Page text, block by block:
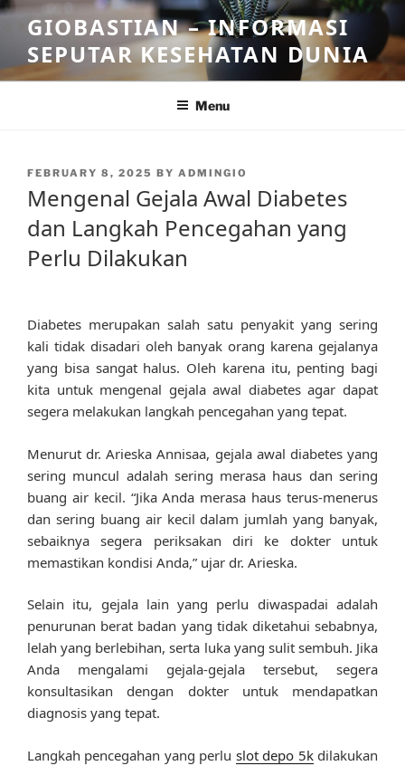
Skip
content
GIOBASTIAN – INFORMASI
SEPUTAR KESEHATAN DUNIA
Menu
POSTED
FEBRUARY 8, 2025 BY ADMINGIO
Mengenal Gejala Awal Diabetes
dan Langkah Pencegahan yang
Perlu Dilakukan
Diabetes merupakan salah satu penyakit yang sering
kali tidak disadari oleh banyak orang karena gejalanya
yang bisa sangat halus. Oleh karena itu, penting bagi
kita untuk mengenal gejala awal diabetes agar dapat
segera melakukan langkah pencegahan yang tepat.
Menurut dr. Arieska Annisaa, gejala awal diabetes yang
sering muncul adalah sering merasa haus dan sering
buang air kecil. “Jika Anda merasa haus terus-menerus
dan sering buang air kecil dalam jumlah yang banyak,
sebaiknya segera periksakan diri ke dokter untuk
memastikan kondisi Anda,” ujar dr. Arieska.
Selain itu, gejala lain yang perlu diwaspadai adalah
penurunan berat badan yang tidak diketahui sebabnya,
lelah yang berlebihan, serta luka yang sulit sembuh. Jika
Anda mengalami gejala-gejala tersebut, segera
konsultasikan dengan dokter untuk mendapatkan
diagnosis yang tepat.
Langkah pencegahan yang perlu slot depo 5kdilakukan